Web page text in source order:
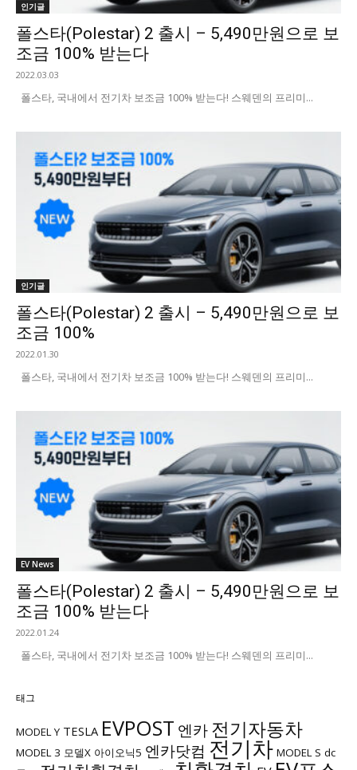
인기글
폴스타(Polestar) 2 출시 – 5,490만원으로 보
조금 100% 받는다
2022.03.03
폴스타, 국내에서 전기차 보조금 100% 받는다! 스웨덴의 프리미...
인기글
폴스타(Polestar) 2 출시 – 5,490만원으로 보
조금 100%
2022.01.30
폴스타, 국내에서 전기차 보조금 100% 받는다! 스웨덴의 프리미...
EV News
폴스타(Polestar) 2 출시 – 5,490만원으로 보
조금 100% 받는다
2022.01.24
폴스타, 국내에서 전기차 보조금 100% 받는다! 스웨덴의 프리미...
태그
MODEL Y TESLA EVPOST 엔카 전기자동차
MODEL 3 모델X 아이오닉5 엔카닷컴 전기차 MODEL S dc